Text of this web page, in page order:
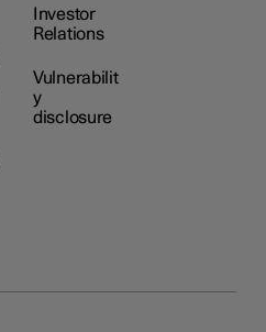
Investor
Relations
Vulnerabilit
y
disclosure